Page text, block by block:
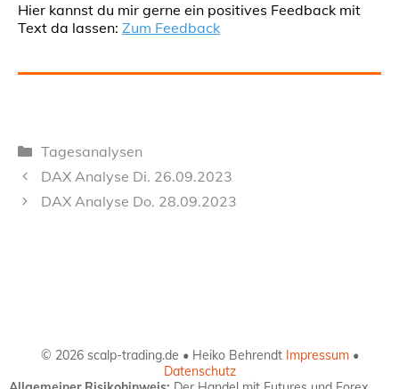
Hier kannst du mir gerne ein positives Feedback mit
Text da lassen: Zum Feedback
Kategorien
Tagesanalysen
DAX Analyse Di. 26.09.2023
DAX Analyse Do. 28.09.2023
© 2026 scalp-trading.de • Heiko Behrendt Impressum•
Datenschutz